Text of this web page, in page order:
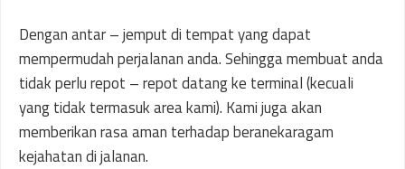
Dengan antar – jemput di tempat yang dapat
mempermudah perjalanan anda. Sehingga membuat anda
tidak perlu repot – repot datang ke terminal (kecuali
yang tidak termasuk area kami). Kami juga akan
memberikan rasa aman terhadap beranekaragam
kejahatan di jalanan.